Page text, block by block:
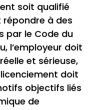
soit qualifié
répondre à des
par le Code du
l’employeur doit
et sérieuse,
doit
objectifs liés
de